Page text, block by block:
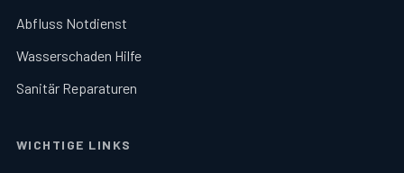
Abfluss Notdienst
Wasserschaden Hilfe
Sanitär Reparaturen
WICHTIGE LINKS